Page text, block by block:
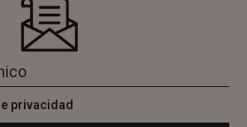
privacidad